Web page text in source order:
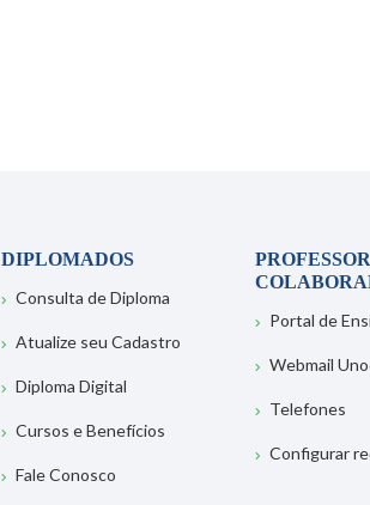
DIPLOMADOS
Consulta de Diploma
Atualize seu Cadastro
Diploma Digital
Cursos e Benefícios
Fale Conosco
Portal de
Webmail
Telefones
Configurar